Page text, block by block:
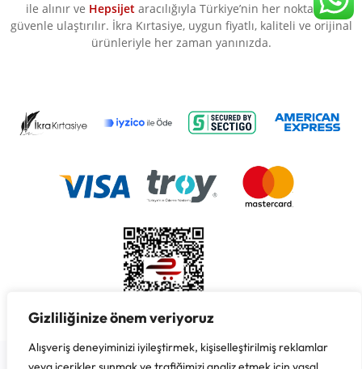
Gizliliğinize önem veriyoruz
Alışveriş deneyiminizi iyileştirmek, kişiselleştirilmiş reklamlar
ile alınır ve Hepsijet aracılığıyla Türkiye’nin her noktasına
güvenle ulaştırılır. İkra Kırtasiye, uygun fiyatlı, kaliteli ve orijinal
ürünleriyle her zaman yanınızda.
Copyright © 2026 İkra Kırtasiye & Süreyya Özbay, Her Hakkı
Saklıdır.